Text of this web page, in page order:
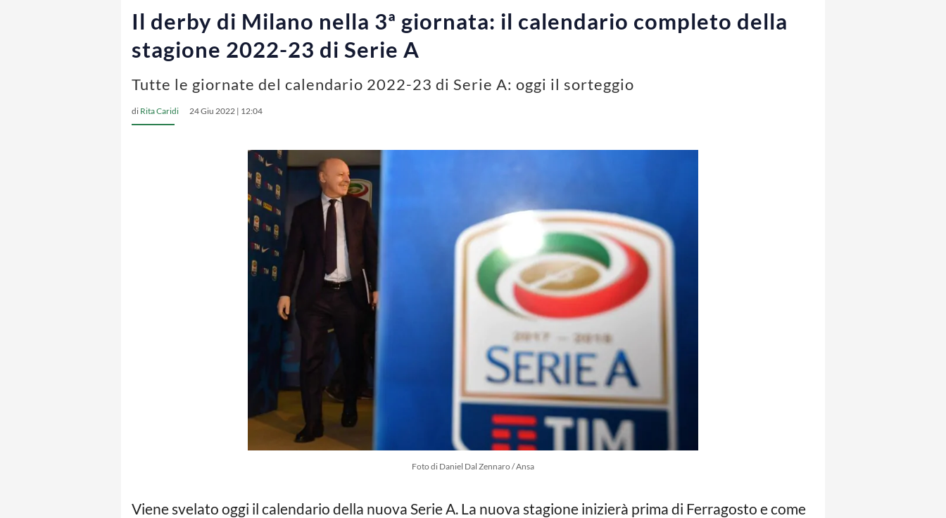
Il derby di Milano nella 3ª giornata: il calendario completo della
stagione 2022-23 di Serie A
Tutte le giornate del calendario 2022-23 di Serie A: oggi il sorteggio
di Rita Caridi 24 Giu 2022 | 12:04
Foto di Daniel Dal Zennaro / Ansa
Viene svelato oggi il calendario della nuova Serie A. La nuova stagione inizierà prima di Ferragosto e come